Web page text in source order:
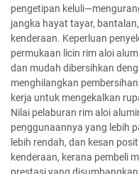
pengetipan
jangka hayat tayar,
kenderaan. Keperluan
permukaan licin rim aloi
dan mudah dibersihkan
menghilangkan
kerja untuk mengekalkan
Nilai pelaburan rim aloi
penggunaannya yang lebih
lebih rendah, dan kesan
kenderaan, kerana pembeli